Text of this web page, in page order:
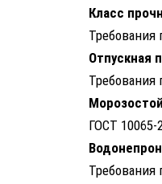
Класс
Требования
Отпускная
Требования
ГОСТ 10065-
Требования